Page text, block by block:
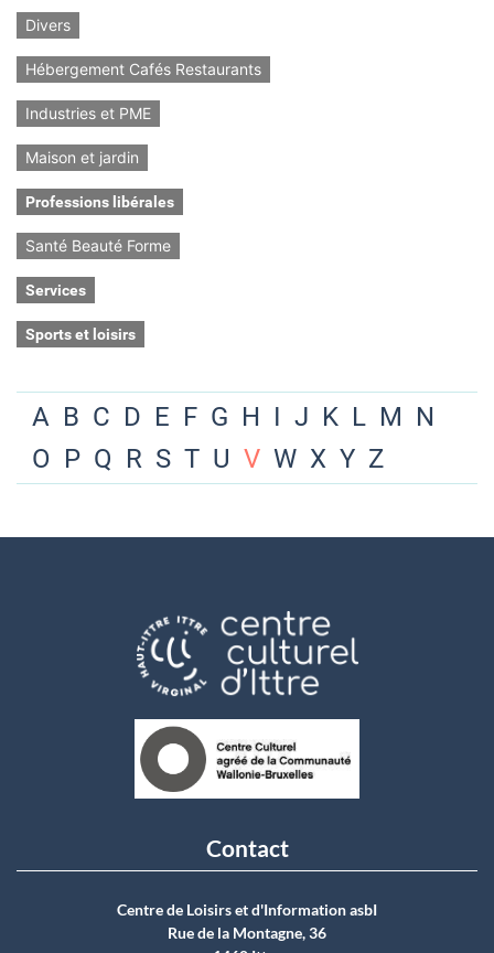
Divers
Hébergement Cafés Restaurants
Industries et PME
Maison et jardin
Professions libérales
Santé Beauté Forme
Services
Sports et loisirs
A B C D E F G H I J K L M N
O P Q R S T U V W X Y Z
Contact
Centre de Loisirs et d'Information asbI
Rue de la Montagne, 36